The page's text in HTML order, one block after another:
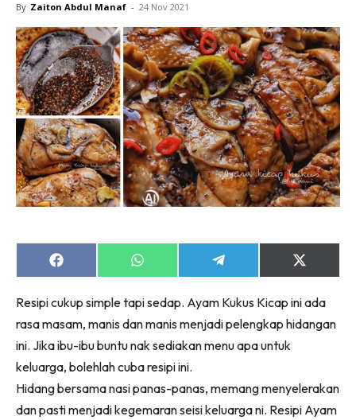
By Zaiton Abdul Manaf - 24 Nov 2021
Share
on
Share
on
Share
on
Share
on
(Twitter)
Resipi cukup simple tapi sedap. Ayam Kukus Kicap ini ada
rasa masam, manis dan manis menjadi pelengkap hidangan
ini. Jika ibu-ibu buntu nak sediakan menu apa untuk
keluarga, bolehlah cuba resipi ini.
Hidang bersama nasi panas-panas, memang menyelerakan
dan pasti menjadi kegemaran seisi keluarga ni. Resipi Ayam